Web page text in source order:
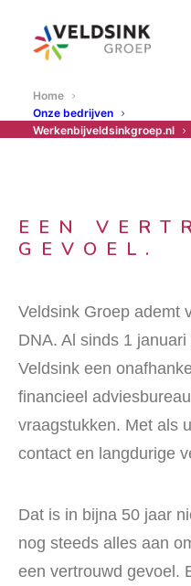
Home
Onze bedrijven
Werkenbijveldsinkgroep.nl
EEN
GEVOEL.
Veldsink Groep ademt
DNA. Al sinds 1
Veldsink een
financieel
vraagstukken. Met als
contact en langdurige
Dat is in bijna 50 jaar
nog steeds alles aan
een vertrouwd gevoel.